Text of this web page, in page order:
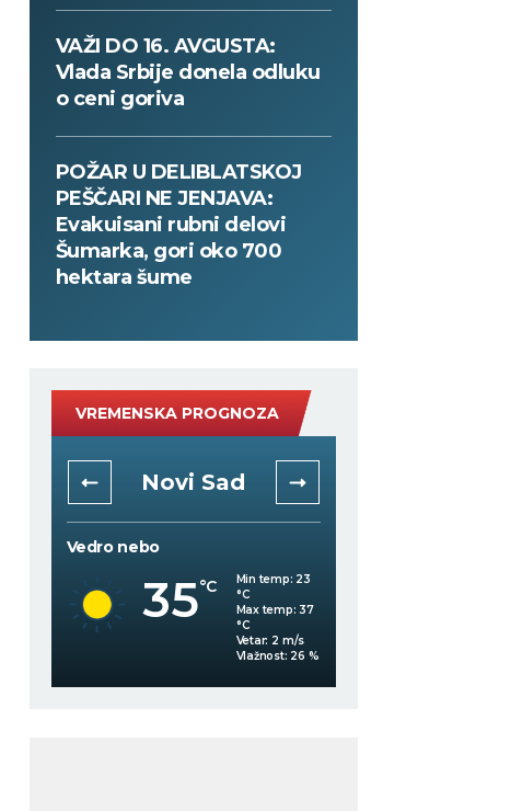
VAŽI DO 16. AVGUSTA:
Vlada Srbije donela odluku
o ceni goriva
POŽAR U DELIBLATSKOJ
PEŠČARI NE JENJAVA:
Evakuisani rubni delovi
Šumarka, gori oko 700
hektara šume
VREMENSKA PROGNOZA
Novi Sad
Vedro nebo
35°C Min temp: 23
°C
Max temp: 37
°C
Vetar: 2 m/s
Vlažnost: 26 %